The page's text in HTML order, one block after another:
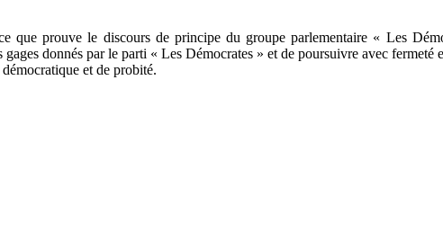
que prouve le discours de principe du groupe parlementaire « Les
donnés par le parti « Les Démocrates » et de poursuivre avec
et de probité.